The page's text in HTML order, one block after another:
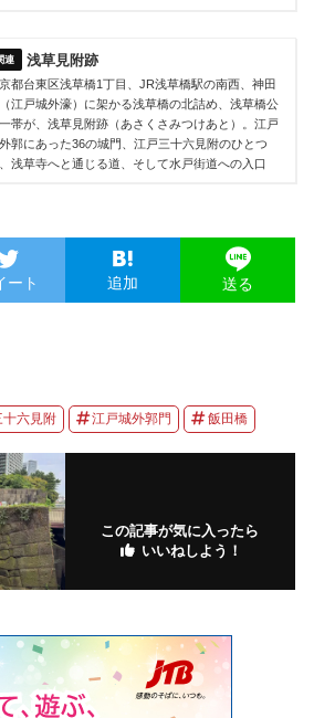
浅草見附跡
都台東区浅草橋1丁目、JR浅草橋駅の南西、神田
（江戸城外濠）に架かる浅草橋の北詰め、浅草橋公
帯が、浅草見附跡（あさくさみつけあと）。江戸
郭にあった36の城門、江戸三十六見附のひとつ
浅草寺へと通じる道、そして水戸街道への入口
ート 追加 送る
六見附 江戸城外郭門 飯田橋
この記事が気に入ったら
いいねしよう！